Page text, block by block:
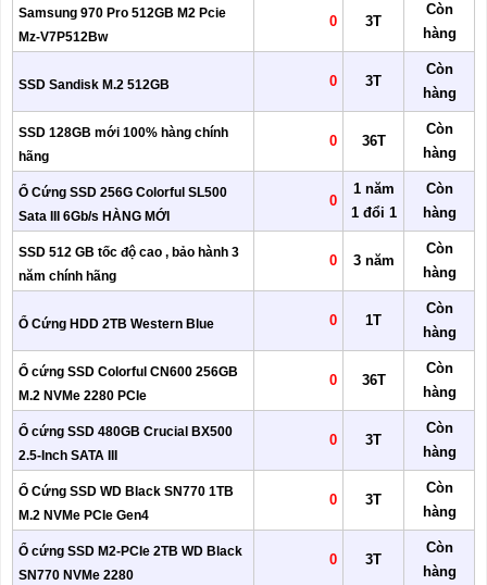
Samsung 970 Pro 512GB M2 Pcie
Mz-V7P512Bw
0 3T
Còn
hàng
SSD Sandisk M.2 512GB 0 3T
Còn
hàng
SSD 128GB mới 100% hàng chính
hãng
0 36T
Còn
hàng
Ổ Cứng SSD 256G Colorful SL500
Sata III 6Gb/s HÀNG MỚI
0
1 năm
1 đổi 1
Còn
hàng
SSD 512 GB tốc độ cao , bảo hành 3
năm chính hãng
0 3 năm
Còn
hàng
Ổ Cứng HDD 2TB Western Blue 0 1T
Còn
hàng
Ổ cứng SSD Colorful CN600 256GB
M.2 NVMe 2280 PCIe
0 36T
Còn
hàng
Ổ cứng SSD 480GB Crucial BX500
2.5-Inch SATA III
0 3T
Còn
hàng
Ổ Cứng SSD WD Black SN770 1TB
M.2 NVMe PCIe Gen4
0 3T
Còn
hàng
Ổ cứng SSD M2-PCIe 2TB WD Black
SN770 NVMe 2280
0 3T
Còn
hàng